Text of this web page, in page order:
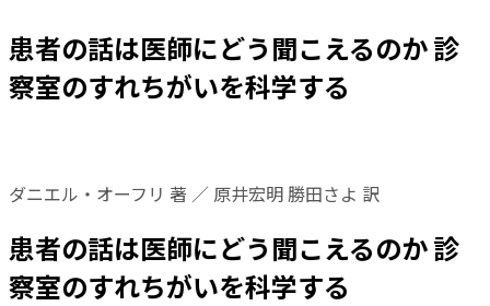
患者の話は医師にどう聞こえるのか 診
察室のすれちがいを科学する
ダニエル・オーフリ 著 ／ 原井宏明 勝田さよ 訳
患者の話は医師にどう聞こえるのか 診
察室のすれちがいを科学する